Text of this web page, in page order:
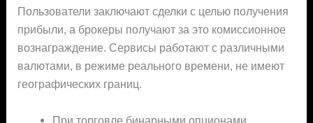
Пользователи заключают сделки с целью получения
прибыли, а брокеры получают за это комиссионное
вознаграждение. Сервисы работают с различными
валютами, в режиме реального времени, не имеют
географических границ.
При торговле бинарными опционами